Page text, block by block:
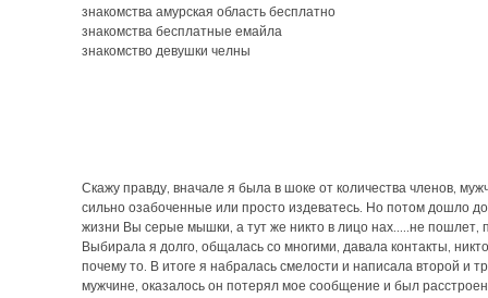
знакомства амурская область бесплатно
знакомства бесплатные емайла
знакомство девушки челны
Скажу правду, вначале я была в шоке от количества членов,
сильно озабоченные или просто издеватесь. Но потом дошло
жизни Вы серые мышки, а тут же никто в лицо нах.....не пошлет,
Выбирала я долго, общалась со многими, давала контакты,
почему то. В итоге я набралась смелости и написала второй и
мужчине, оказалось он потерял мое сообщение и был